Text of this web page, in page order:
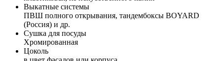
Выкатные системы
ПВШ полного открывания, тандембоксы BOYARD
(Россия) и др.
Сушка для посуды
Хромированная
Цоколь